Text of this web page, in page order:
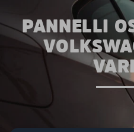
PANNELLI